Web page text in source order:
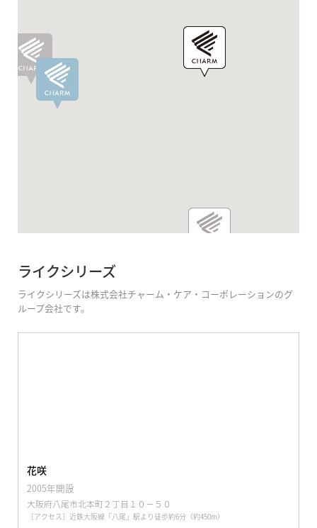
ライクシリーズ
ライクシリーズは株式会社チャーム・ケア・コーポレーションのグ
ループ会社です。
花咲
2005年開設
大阪府八尾市北本町２丁目１０－５０
［アクセス］近鉄大阪線「八尾」駅より徒歩約6分（約450m）